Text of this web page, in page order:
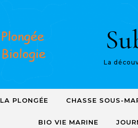
La
LA PLONGÉE CHASSE SOUS-
BIO VIE MARINE